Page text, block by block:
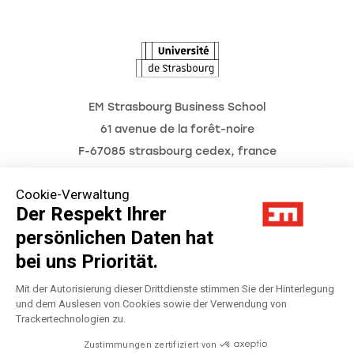
Cookie-Verwaltung
Der Respekt Ihrer
persönlichen Daten hat
bei uns Priorität.
Mit der Autorisierung dieser Drittdienste stimmen Sie der Hinterlegung
und dem Auslesen von Cookies sowie der Verwendung von
Trackertechnologien zu.
Zustimmungen zertifiziert von
EM Strasbourg Business School
61 avenue de la forêt-noire
F-67085 strasbourg cedex, france
Impressum
Datenschutzerklärung
Préférences Cookies